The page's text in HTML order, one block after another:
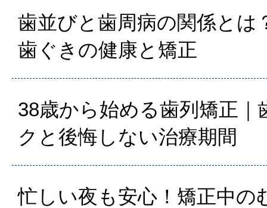
歯並びと歯周病の関係とは
歯ぐきの健康と矯正
38歳から始める歯列矯正｜
クと後悔しない治療期間
忙しい夜も安心！矯正中の